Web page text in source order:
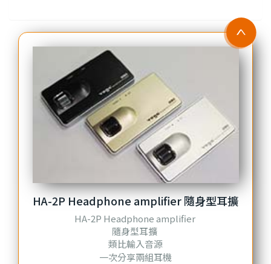
HA-2P Headphone amplifier 隨身型耳擴
HA-2P Headphone amplifier
隨身型耳擴
類比輸入音源
一次分享兩組耳機